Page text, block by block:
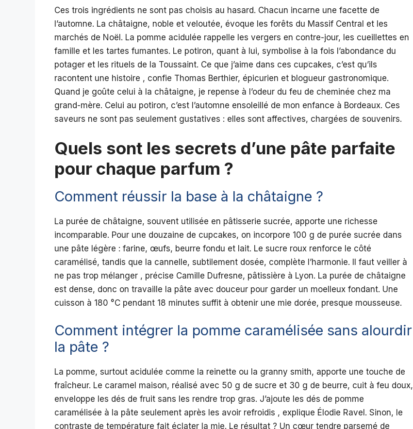
Ces trois ingrédients ne sont pas choisis au hasard. Chacun incarne une facette de
l’automne. La châtaigne, noble et veloutée, évoque les forêts du Massif Central et les
marchés de Noël. La pomme acidulée rappelle les vergers en contre-jour, les cueillettes en
famille et les tartes fumantes. Le potiron, quant à lui, symbolise à la fois l’abondance du
potager et les rituels de la Toussaint. Ce que j’aime dans ces cupcakes, c’est qu’ils
racontent une histoire , confie Thomas Berthier, épicurien et blogueur gastronomique.
Quand je goûte celui à la châtaigne, je repense à l’odeur du feu de cheminée chez ma
grand-mère. Celui au potiron, c’est l’automne ensoleillé de mon enfance à Bordeaux. Ces
saveurs ne sont pas seulement gustatives : elles sont affectives, chargées de souvenirs.
Quels sont les secrets d’une pâte parfaite
pour chaque parfum ?
Comment réussir la base à la châtaigne ?
La purée de châtaigne, souvent utilisée en pâtisserie sucrée, apporte une richesse
incomparable. Pour une douzaine de cupcakes, on incorpore 100 g de purée sucrée dans
une pâte légère : farine, œufs, beurre fondu et lait. Le sucre roux renforce le côté
caramélisé, tandis que la cannelle, subtilement dosée, complète l’harmonie. Il faut veiller à
ne pas trop mélanger , précise Camille Dufresne, pâtissière à Lyon. La purée de châtaigne
est dense, donc on travaille la pâte avec douceur pour garder un moelleux fondant. Une
cuisson à 180 °C pendant 18 minutes suffit à obtenir une mie dorée, presque mousseuse.
Comment intégrer la pomme caramélisée sans alourdir
la pâte ?
La pomme, surtout acidulée comme la reinette ou la granny smith, apporte une touche de
fraîcheur. Le caramel maison, réalisé avec 50 g de sucre et 30 g de beurre, cuit à feu doux,
enveloppe les dés de fruit sans les rendre trop gras. J’ajoute les dés de pomme
caramélisée à la pâte seulement après les avoir refroidis , explique Élodie Ravel. Sinon, le
contraste de température fait éclater la mie. Le résultat ? Un cœur tendre parsemé de